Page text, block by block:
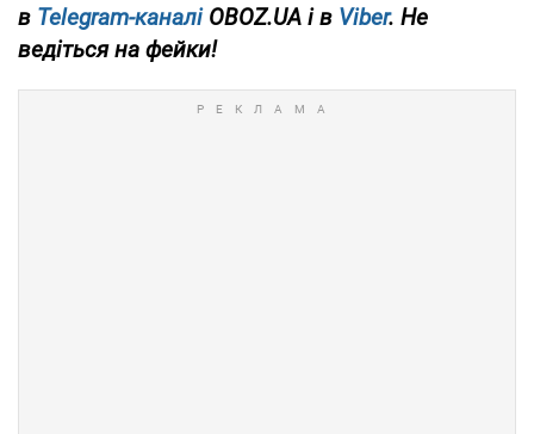
в Telegram-каналіOBOZ.UA і в Viber. Не
ведіться на фейки!